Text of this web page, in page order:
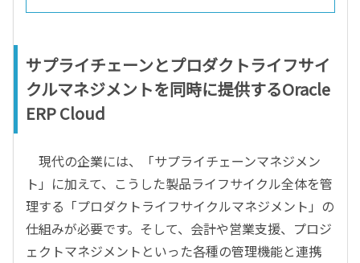
サプライチェーンとプロダクトライフサイ
クルマネジメントを同時に提供するOracle
ERP Cloud
現代の企業には、「サプライチェーンマネジメン
ト」に加えて、こうした製品ライフサイクル全体を管
理する「プロダクトライフサイクルマネジメント」の
仕組みが必要です。そして、会計や営業支援、プロジ
ェクトマネジメントといった各種の管理機能と連携